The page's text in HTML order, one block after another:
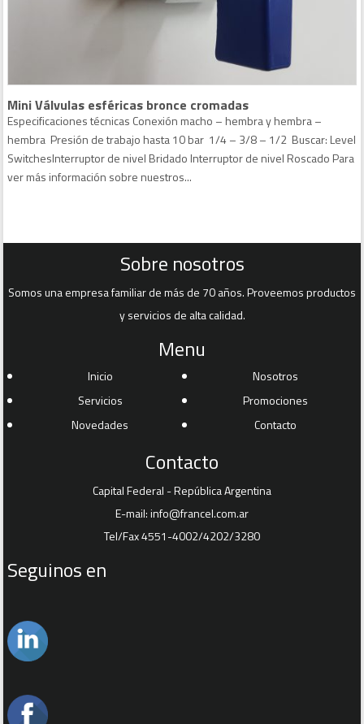
Mini Válvulas esféricas bronce cromadas
Especificaciones técnicas Conexión macho – hembra y hembra –
hembra Presión de trabajo hasta 10 bar 1/4 – 3/8 – 1/2 Buscar: Level
SwitchesInterruptor de nivel Bridado Interruptor de nivel Roscado Para
ver más información sobre nuestros...
Sobre nosotros
Somos una empresa familiar de más de 70 años. Proveemos productos
y servicios de alta calidad.
Menu
Inicio
Nosotros
Servicios
Promociones
Novedades
Contacto
Contacto
Capital Federal - República Argentina
E-mail:info@francel.com.ar
Tel/Fax 4551-4002/4202/3280
Seguinos en